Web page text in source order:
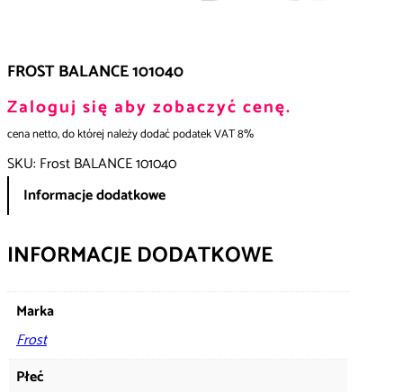
FROST BALANCE 101040
Zaloguj się aby zobaczyć cenę.
cena netto, do której należy dodać podatek VAT 8%
SKU: Frost BALANCE 101040
Informacje dodatkowe
INFORMACJE DODATKOWE
Marka
Frost
Płeć